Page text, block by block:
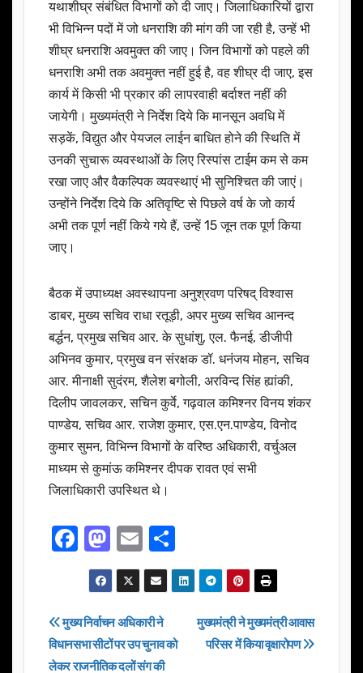
यथाशीघ्र संबंधित विभागों को दी जाए। जिलाधिकारियों द्वारा
भी विभिन्न पदों में जो धनराशि की मांग की जा रही है, उन्हें भी
शीघ्र धनराशि अवमुक्त की जाए। जिन विभागों को पहले की
धनराशि अभी तक अवमुक्त नहीं हुई है, वह शीघ्र दी जाए, इस
कार्य में किसी भी प्रकार की लापरवाही बर्दाश्त नहीं की
जायेगी। मुख्यमंत्री ने निर्देश दिये कि मानसून अवधि में
सड़कें, विद्युत और पेयजल लाईन बाधित होने की स्थिति में
उनकी सुचारू व्यवस्थाओं के लिए रिस्पांस टाईम कम से कम
रखा जाए और वैकल्पिक व्यवस्थाएं भी सुनिश्चित की जाएं।
उन्होंने निर्देश दिये कि अतिवृष्टि से पिछले वर्ष के जो कार्य
अभी तक पूर्ण नहीं किये गये हैं, उन्हें 15 जून तक पूर्ण किया
जाए।
बैठक में उपाध्यक्ष अवस्थापना अनुश्रवण परिषद् विश्वास
डाबर, मुख्य सचिव राधा रतूड़ी, अपर मुख्य सचिव आनन्द
बर्द्धन, प्रमुख सचिव आर. के सुधांशु, एल. फैनई, डीजीपी
अभिनव कुमार, प्रमुख वन संरक्षक डॉ. धनंजय मोहन, सचिव
आर. मीनाक्षी सुदंरम, शैलेश बगोली, अरविन्द सिंह ह्यांकी,
दिलीप जावलकर, सचिन कुर्वे, गढ़वाल कमिश्नर विनय शंकर
पाण्डेय, सचिव आर. राजेश कुमार, एस.एन.पाण्डेय, विनोद
कुमार सुमन, विभिन्न विभागों के वरिष्ठ अधिकारी, वर्चुअल
माध्यम से कुमांऊ कमिश्नर दीपक रावत एवं सभी
जिलाधिकारी उपस्थित थे।
F
a
c
e
b
M
a
st
o
d
E
m
ail
h
ar
Post
navigation
मुख्यमंत्री ने मुख्यमंत्री आवास
परिसर में किया वृक्षारोपण
मुख्य निर्वाचन अधिकारी ने
विधानसभा सीटों पर उप चुनाव को
लेकर राजनीतिक दलों संग की